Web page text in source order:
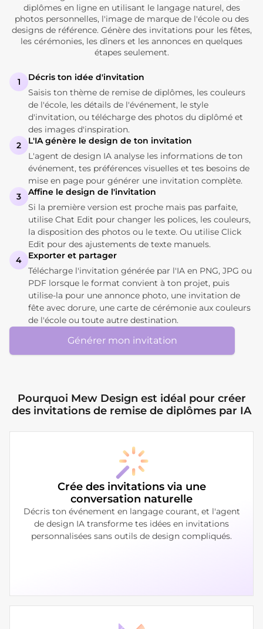
diplômes en ligne en utilisant le langage naturel, des
photos personnelles, l'image de marque de l'école ou des
designs de référence. Génère des invitations pour les fêtes,
les cérémonies, les dîners et les annonces en quelques
étapes seulement.
1
Décris ton idée d'invitation
Saisis ton thème de remise de diplômes, les couleurs
de l'école, les détails de l'événement, le style
d'invitation, ou télécharge des photos du diplômé et
des images d'inspiration.
2
L'IA génère le design de ton invitation
L'agent de design IA analyse les informations de ton
événement, tes préférences visuelles et tes besoins de
mise en page pour générer une invitation complète.
3
Affine le design de l'invitation
Si la première version est proche mais pas parfaite,
utilise Chat Edit pour changer les polices, les couleurs,
la disposition des photos ou le texte. Ou utilise Click
Edit pour des ajustements de texte manuels.
4
Exporter et partager
Télécharge l'invitation générée par l'IA en PNG, JPG ou
PDF lorsque le format convient à ton projet, puis
utilise-la pour une annonce photo, une invitation de
fête avec dorure, une carte de cérémonie aux couleurs
de l'école ou toute autre destination.
Générer mon invitation
Pourquoi Mew Design est idéal pour créer
des invitations de remise de diplômes par IA
Crée des invitations via une
conversation naturelle
Décris ton événement en langage courant, et l'agent
de design IA transforme tes idées en invitations
personnalisées sans outils de design compliqués.